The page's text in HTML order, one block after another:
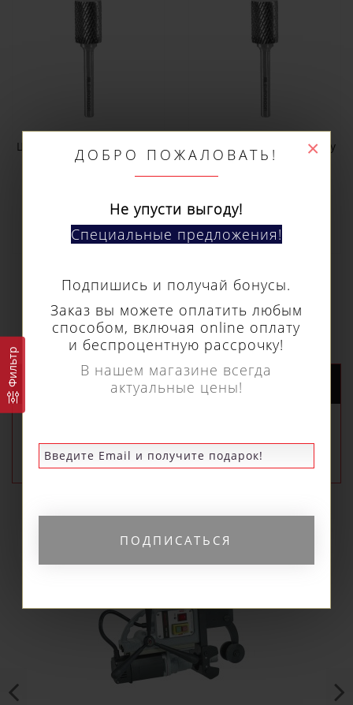
Не упусти выгоду!
Подпишись и получай бонусы.
способом, включая online оплату
и беспроцентную рассрочку!
В нашем магазине всегда
актуальные цены!
Фильтр
Шарошка по металлу
Euroboor типа А, Ø
головки - 6 мм
470 р.
Шарошка по металлу
Euroboor типа А, Ø
головки - 8 мм
660 р.
НОВЫЕ ПОСТУПЛЕНИЯ
ПОПУЛЯРНЫЕ